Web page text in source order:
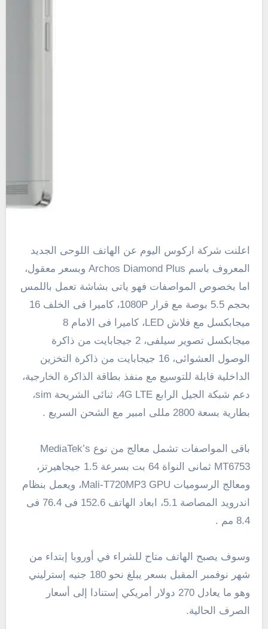
المعروف باسم Archos Diamond Plus وبسعر معقول،
اما بخصوص المواصفات فهو ياتى بشاشة تعمل باللمس
بحجم 5.5 بوصة مع قرار
1080P
، كاميرا فى الخلف 16
ميجابكسل مع فلاش LED
، كاميرا فى الامام 8
ميجابكسل تصوير سيلفى، 2 جيجابايت من ذاكرة
الوصول العشوائى، 16 جيجابايت من ذاكرة التخزين
الداخلية قابلة للتوسيع مع منفذ بطاقة الذاكرة الخارجية،
دعم شبكة الجيل الرابع
4G LTE
، ثنائى الشريحة sim،
بطارية بسعة 2800 مللى امبير مع الشحن السريع .
باقى المواصفات تشمل معالج من نوع MediaTek’s
MT6753 ثمانى النواة 64 بت بسرعة 1.5 جيجاهيرتز،
ومعالج الرسوميات Mali-T720MP3 GPU، ويعمل بنظام
اندرويد المصاصة 5.1، ابعاد الهاتف 152.6 فى 76.4 فى
8.4 مم .
وسوف يصبح الهاتف متاح للشراء في أوروبا إبتداء من
شهر نوفمبر المقبل بسعر يبلغ نحو 180 جنيه إسترليني
وهو ما يعادل 270 دولار أمريكي إستنادا إلى أسعار
الصرف الحالية.